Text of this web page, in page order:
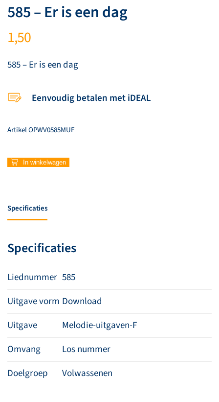
585 – Er is een dag
1,50
585 – Er is een dag
Eenvoudig betalen met iDEAL
ArtikelOPWV0585MUF
585
dag
In winkelwagen
Specificaties
Specificaties
Liednummer 585
Uitgave vorm Download
Uitgave
Melodie-uitgaven-F
Omvang
Los nummer
Doelgroep
Volwassenen